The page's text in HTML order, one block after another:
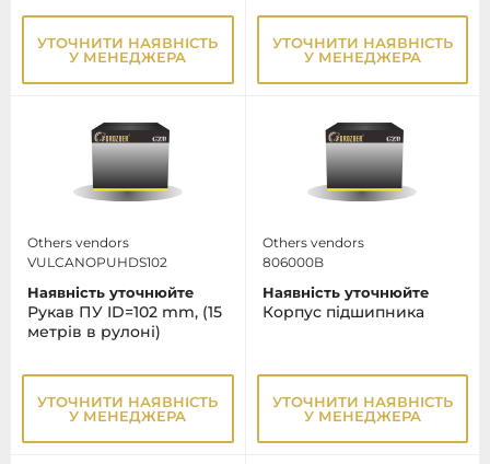
УТОЧНИТИ НАЯВНІСТЬ
У МЕНЕДЖЕРА
УТОЧНИТИ НАЯВНІСТЬ
У МЕНЕДЖЕРА
Others vendors
VULCANOPUHDS102
Наявність уточнюйте
Рукав ПУ ID=102 mm, (15
метрів в рулоні)
УТОЧНИТИ НАЯВНІСТЬ
У МЕНЕДЖЕРА
Others vendors
806000B
Наявність уточнюйте
Корпус підшипника
УТОЧНИТИ НАЯВНІСТЬ
У МЕНЕДЖЕРА